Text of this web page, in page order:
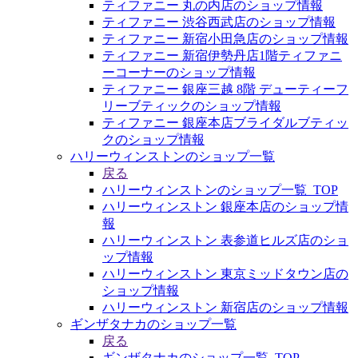
ティファニー 丸の内店のショップ情報
ティファニー 渋谷西武店のショップ情報
ティファニー 新宿小田急店のショップ情報
ティファニー 新宿伊勢丹店1階ティファニ
ーコーナーのショップ情報
ティファニー 銀座三越 8階 デューティーフ
リーブティックのショップ情報
ティファニー 銀座本店ブライダルブティッ
クのショップ情報
ハリーウィンストンのショップ一覧
戻る
ハリーウィンストンのショップ一覧_TOP
ハリーウィンストン 銀座本店のショップ情
報
ハリーウィンストン 表参道ヒルズ店のショ
ップ情報
ハリーウィンストン 東京ミッドタウン店の
ショップ情報
ハリーウィンストン 新宿店のショップ情報
ギンザタナカのショップ一覧
戻る